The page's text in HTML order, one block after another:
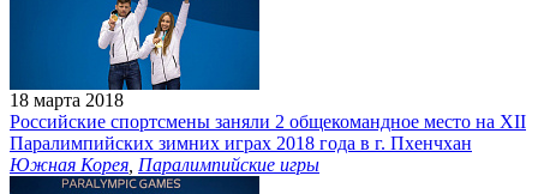
18 марта 2018
Российские спортсмены заняли 2 общекомандное место на XII
Паралимпийских зимних играх 2018 года в г. Пхенчхан
Южная Корея Паралимпийские игры